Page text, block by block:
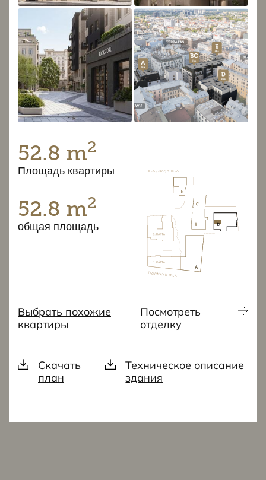
52.8 m2
Площадь квартиры
52.8 m2
общая площадь
Выбрать похожие
квартиры
Посмотреть
отделку
Скачать
план
Техническое описание
здания